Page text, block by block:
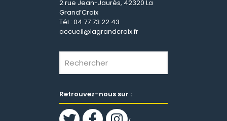
2 rue Jean-Jaurès, 42320 La
Grand’Croix
Tél : 04 77 73 22 43
accueil@lagrandcroix.fr
Retrouvez-nous sur :